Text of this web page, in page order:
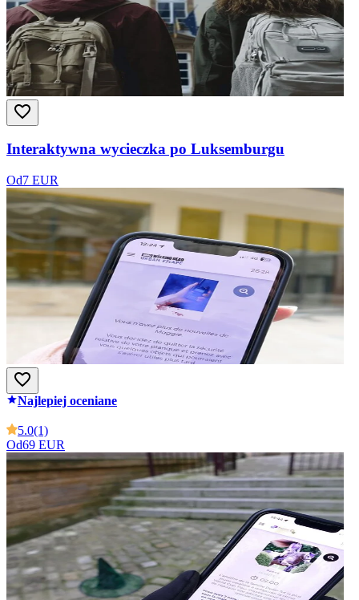
Interaktywna wycieczka po Luksemburgu
Od7 EUR
Najlepiej oceniane
5.0(1)
Od69 EUR